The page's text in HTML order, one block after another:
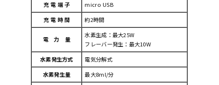
充 電 端 子
micro USB
充 電 時 間
約2時間
電 力 量
水素生成：最大25W
フレーバー発生：最大10W
水素発生方式
電気分解式
水素発生量
最大8ml/分